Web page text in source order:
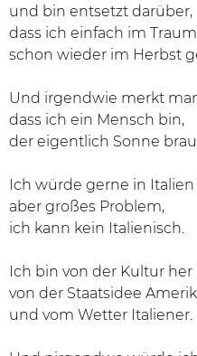
und bin entsetzt darüber,
dass ich einfach im Traum
schon wieder im Herbst
Und irgendwie merkt
dass ich ein Mensch bin,
der eigentlich Sonne
Ich würde gerne in Italien
aber großes Problem,
ich kann kein Italienisch.
Ich bin von der Kultur her
von der Staatsidee
und vom Wetter Italiener.